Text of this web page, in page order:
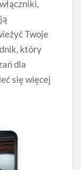
Twoje
który
dla
się więcej